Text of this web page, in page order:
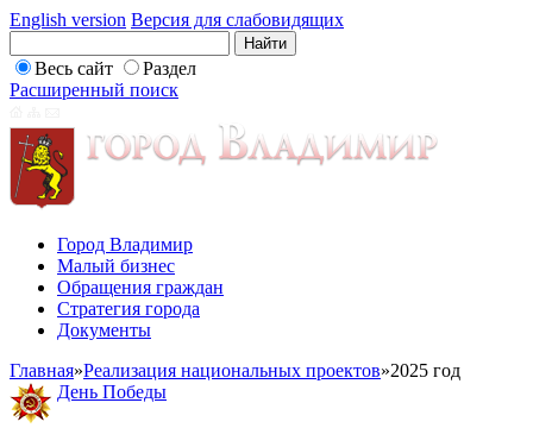
English version Версия для слабовидящих
Весь сайт
Раздел
Расширенный поиск
Город Владимир
Малый бизнес
Обращения граждан
Стратегия города
Документы
Главная»Реализация национальных проектов»2025 год
День Победы